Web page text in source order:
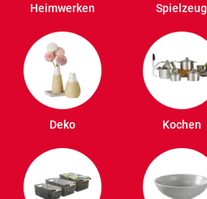
Heimwerken Spielzeug
Deko Kochen